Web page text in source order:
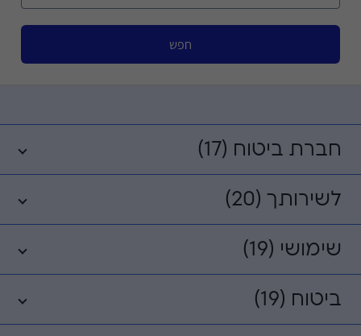
חפש
חברת ביטוח (17)
לשירותך (20)
שימושי (19)
ביטוח (19)